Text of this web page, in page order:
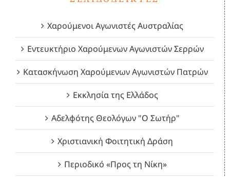
Χαρούμενοι Αγωνιστές Αυστραλίας
Εντευκτήριο Χαρούμενων Αγωνιστών Σερρών
Κατασκήνωση Χαρούμενων Αγωνιστών Πατρών
Εκκλησία της Ελλάδος
Αδελφότης Θεολόγων "Ο Σωτήρ"
Χριστιανική Φοιτητική Δράση
Περιοδικό «Προς τη Νίκη»